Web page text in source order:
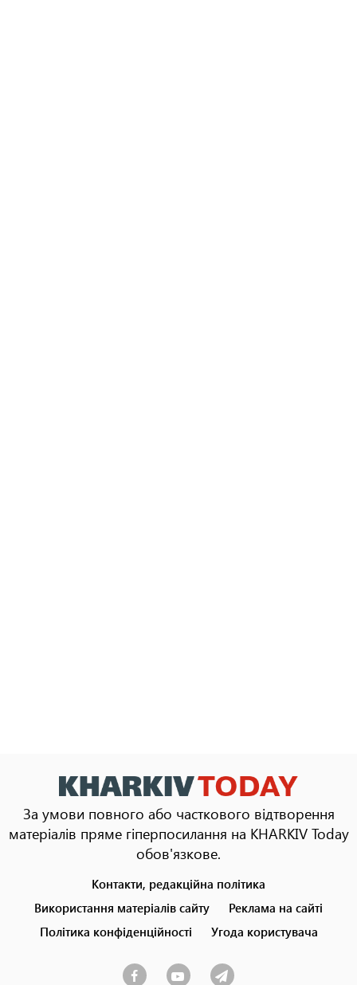
За умови повного або часткового відтворення
матеріалів пряме гіперпосилання на KHARKIV Today
обов'язкове.
menu
Контакти, редакційна політика
Використання матеріалів сайту
Реклама на сайті
Політика конфіденційності
Угода користувача